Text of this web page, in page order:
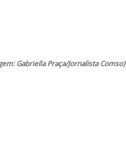
Gabriella Praça/Jornalista Comso)